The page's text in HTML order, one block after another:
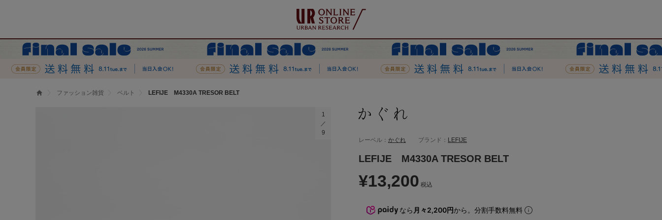
ファッション雑貨 ベルト LEFIJE M4330A TRESOR BELT
1
9
レーベル： かぐれ ブランド： LEFIJE
LEFIJE M4330A TRESOR BELT
¥13,200 税込
なら 月々2,200円から。分割手数料無料